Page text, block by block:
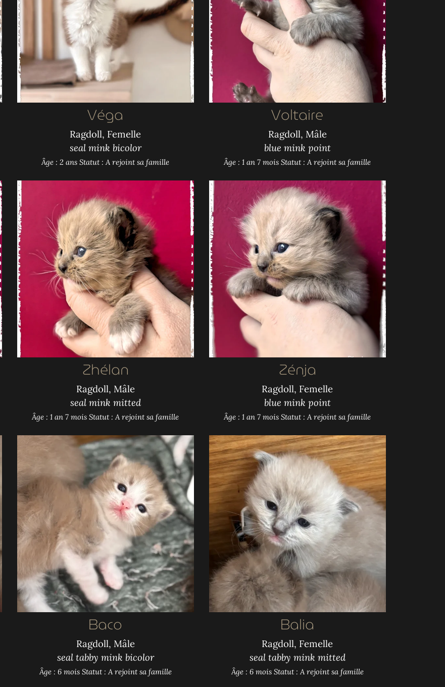
Véga
Ragdoll, Femelle
seal mink bicolor
Âge : 2 ansStatut : A rejoint sa famille
Voltaire
Ragdoll, Mâle
blue mink point
Âge : 1 an 7 moisStatut : A rejoint sa famille
Zhélan
Ragdoll, Mâle
seal mink mitted
Âge : 1 an 7 moisStatut : A rejoint sa famille
Zénja
Ragdoll, Femelle
blue mink point
Âge : 1 an 7 moisStatut : A rejoint sa famille
Baco
Ragdoll, Mâle
seal tabby mink bicolor
Âge : 6 mois Statut : A rejoint sa famille
Balia
Ragdoll, Femelle
seal tabby mink mitted
Âge : 6 mois Statut : A rejoint sa famille